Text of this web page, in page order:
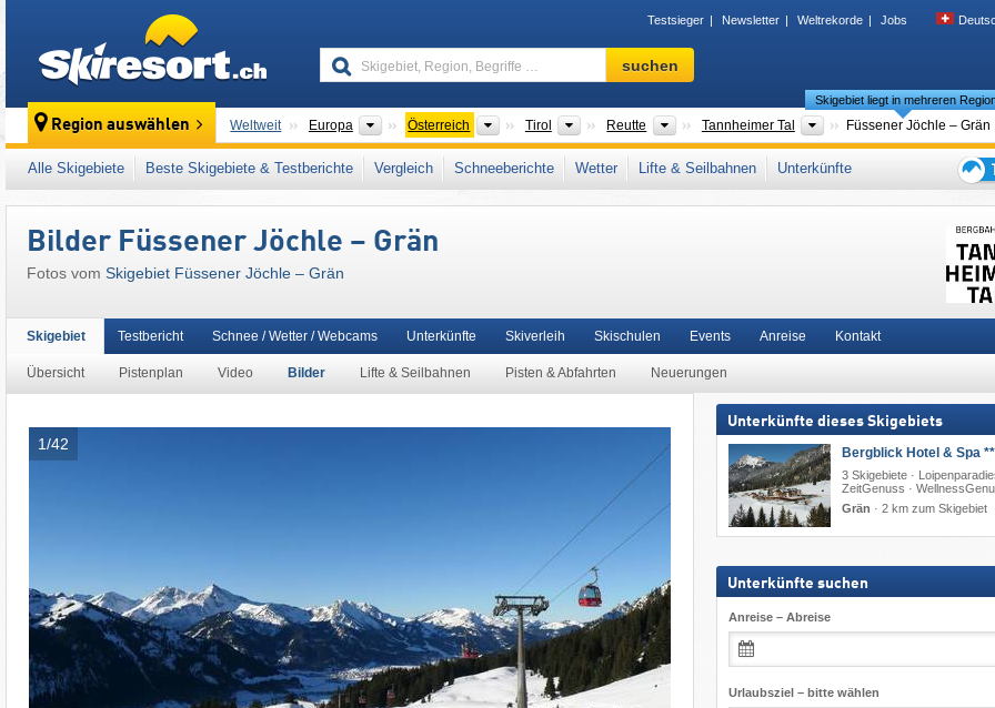
Testsieger Newsletter Weltrekorde Jobs
Skigebiet,
Region,
…
suchen
Region auswählen Weltweit Europa Kontinente
Österreich Länder
Tirol Bundesländer
Reutte Bezirke/Städte
Tannheimer Tal Tourismusregionen
Skigebiet liegt in mehreren
Füssener Jöchle – Grän
Dieses Skigebiet liegt auch in: Außerfern Allgäuer Alpen , Snow Card Tirol Tiroler Alpen , Nördliche Ostalpen Westösterreich,
, Alpen Mitteleuropa
Alle Skigebiete Beste Skigebiete & Testberichte Vergleich Schneeberichte Wetter Lifte & Seilbahnen
Unterkünfte
Bilder Füssener Jöchle – Grän
Fotos vom Skigebiet Füssener Jöchle – Grän
Skigebiet
Übersicht Pistenplan Video Bilder Lifte & Seilbahnen Pisten & Abfahrten Neuerungen
Testbericht Schnee / Wetter / Webcams Unterkünfte Skiverleih Skischulen Events Anreise Kontakt
1/42
Unterkünfte dieses Skigebiets
Bergblick Hotel & Spa
3 Skigebiete ·
ZeitGenuss ·
Grän · 2 km zum Skigebiet
Unterkünfte suchen
Anreise – Abreise
Urlaubsziel – bitte wählen